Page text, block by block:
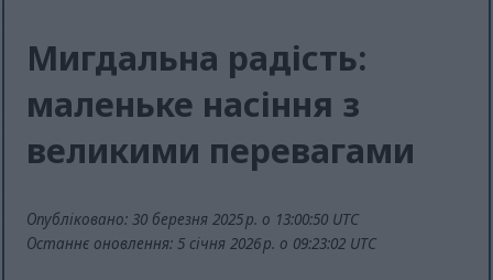
Мигдальна радість:
маленьке насіння з
великими перевагами
Опубліковано: 30 березня 2025 р. о 13:00:50 UTC
Останнє оновлення: 5 січня 2026 р. о 09:23:02 UTC